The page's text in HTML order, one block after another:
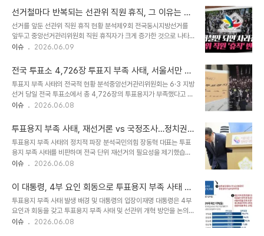
른 장소에서 서로 다른 사람들이 집계한 결과가..
은 민주화운동을 통해 어렵게 얻어낸 참정권이 국가기관에 의해 침해
되었다는 사실은 매우 심각한 문제입니다. 시국 선언의 주요 요구 사항
참여 대학들은 시국 선언을 통해 투표용지 부족 사태에 대한 철저한 진
상 조사와 책임자 처벌을 요구합니다. 또한 중앙선거관리위원회 구조
개혁과 독립적인 선거 감시 기구 설치를 촉구합니다. 이는 민주주의의
이 사건을 수사 중인 경찰은 서..
선거철마다 반복되는 선관위 직원 휴직, 그 이유는 무
엇일까요?
선거를 앞둔 선관위 직원 휴직 현황 분석제9회 전국동시지방선거를
앞두고 중앙선거관리위원회 직원 휴직자가 크게 증가한 것으로 나타
났습니다. 지난 5월 기준 선관위 휴직자는 총 181명으로, 이는 정원의
약 22% 증가하며 선거철마다 반복되는 현상을 보이고 있습니다. 휴
직자 증가 추세와 과거 사례선관위 휴직자는 올해 1월부터 꾸준히 증
가하는 추세를 보였습니다. 특히 주요 선거가 임박할 때마다 휴직자가
늘어나는 양상이 2022년 이후 반복되고 있습니다. 2022년 대선과
지방선거가 겹쳤을 때는 휴직자가 200명을 넘었으며, 선거가 끝난 후
실에 대한 지적이 계속됨에도..
이슈 2026.06.09
전국 투표소 4,726장 투표지 부족 사태, 서울서만 3,
912장 발생
투표지 부족 사태의 전국적 현황 분석중앙선거관리위원회는 6·3 지방
선거 당일 전국 투표소에서 총 4,726장의 투표용지가 부족했다고 자
체 파악했습니다. 이는 전국 50곳의 투표소에서 발생한 수치로 잠정
하여 심각성을 더했습니다. 서울 지역 투표지 부족 현황 및 주요 발생
지서울 지역의 투표지 부족분은 송파구 1,965장, 성북구 791장, 강
남구 665장, 광진구 436장으로 나타났습니다. 이는 서울 내에서도
특정 지역에 집중된 현상을 보여줍니다. 개별 투표소 기준으로는 서울
송파구 잠실4동 제7 투표소에서 436장으로 가장 많은 부족분이 발
에서는 인천에서 40..
이슈 2026.06.08
투표용지 부족 사태, 재선거론 vs 국정조사…정치권
공방 가열
투표용지 부족 사태의 정치적 파장 분석국민의힘 장동혁 대표는 투표
용지 부족 사태를 비판하며 전국 단위 재선거의 필요성을 제기했습니
다. 이는 지방선거 이후 제기된 당내 사퇴론을 피하기 위한 전략으로
비판의 목소리가 나오고 있습니다. 여야의 상반된 대응 방안 제시더불
어민주당은 이번 사태를 민주주의 근간을 훼손한 중대 사안으로 규정
하고 국정조사 실시를 요구했습니다. 또한 특검 도입과 개헌까지 검토
하겠다는 입장을 밝혔습니다. 반면, 민주당은 장 대표의 재선거 주장을
'정치쇼'라며 일축했습니다. 향후 국정조사 진행 전망여야는 투표용지
이슈 2026.06.08
이 대통령, 4부 요인 회동으로 투표용지 부족 사태 해
결 방안 모색
투표용지 부족 사태 발생 배경 및 대통령의 입장이재명 대통령은 4부
요인과 회동을 갖고 투표용지 부족 사태 및 선관위 개혁 방안을 논의합
니다. 대통령은 이번 사태에 대해 깊은 유감을 표명하며 책임 있는 자
이슈 2026.06.08